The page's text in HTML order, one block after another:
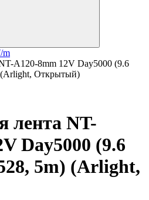
m
A120-8mm 12V Day5000 (9.6
(Arlight, Открытый)
лента NT-
Day5000 (9.6
5m) (Arlight,